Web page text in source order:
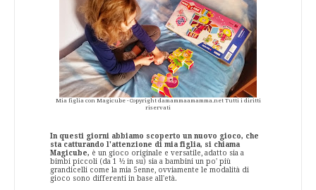
Mia figlia con Magicube - Copyright damammaamamma.net Tutti i diritti
riservati
In questi giorni abbiamo scoperto un nuovo gioco, che
sta catturando l'attenzione di mia figlia, si chiama
Magicube, è un gioco originale e versatile, adatto sia a
bimbi piccoli (da 1 ½ in su) sia a bambini un po' più
grandicelli come la mia 5enne, ovviamente le modalità di
gioco sono differenti in base all'età.